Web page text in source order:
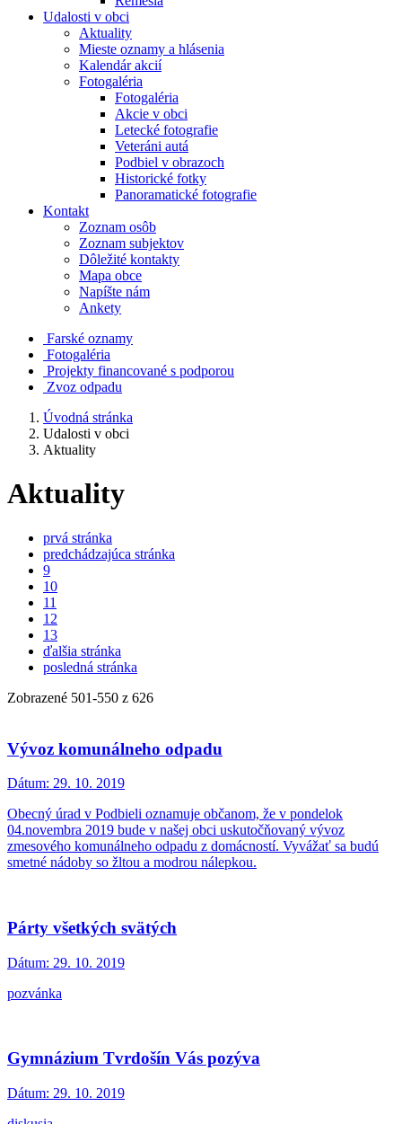
Udalosti v obci
Aktuality
Mieste oznamy a hlásenia
Kalendár akcií
Fotogaléria
Fotogaléria
Akcie v obci
Letecké fotografie
Veteráni autá
Podbiel v obrazoch
Historické fotky
Panoramatické fotografie
Kontakt
Zoznam osôb
Zoznam subjektov
Dôležité kontakty
Mapa obce
Napíšte nám
Ankety
Farské oznamy
Fotogaléria
Projekty financované s podporou
Zvoz odpadu
Úvodná stránka
Udalosti v obci
Aktuality
Aktuality
prvá stránka
predchádzajúca stránka
9
10
11
12
13
ďalšia stránka
posledná stránka
Zobrazené 501-550 z 626
Vývoz komunálneho odpadu
Dátum: 29. 10. 2019
Obecný úrad v Podbieli oznamuje občanom, že v pondelok
04.novembra 2019 bude v našej obci uskutočňovaný vývoz
zmesového komunálneho odpadu z domácností. Vyvážať sa budú
smetné nádoby so žltou a modrou nálepkou.
Párty všetkých svätých
Dátum: 29. 10. 2019
pozvánka
Gymnázium Tvrdošín Vás pozýva
Dátum: 29. 10. 2019